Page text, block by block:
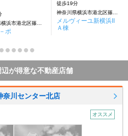
ポ
徒歩19分
メルヴィーユ新横浜II
Ａ棟
が得意な不動産店舗
奈川センター北店
オススメ